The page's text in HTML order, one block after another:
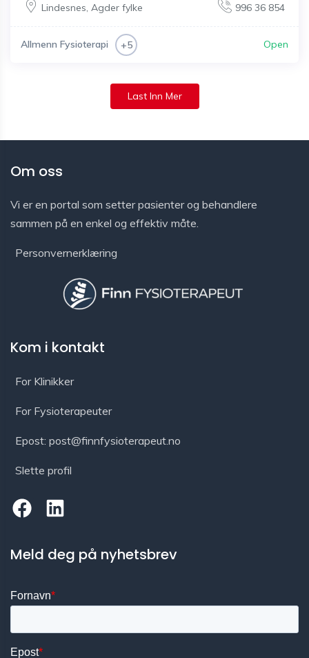
Lindesnes Agder fylke 996 36 854
Allmenn Fysioterapi +5 Open
Last Inn Mer
Om oss
Vi er en portal som setter pasienter og behandlere
sammen på en enkel og effektiv måte.
Personvernerklæring
Kom i kontakt
For Klinikker
For Fysioterapeuter
Epost: post@finnfysioterapeut.no
Slette profil
Meld deg på nyhetsbrev